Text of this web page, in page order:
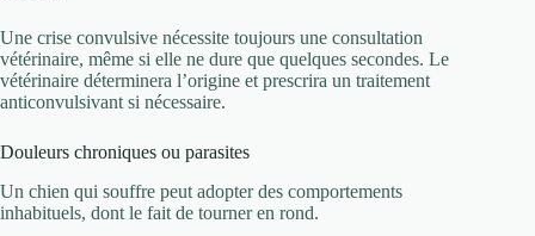
Une crise convulsive nécessite toujours une consultation
vétérinaire, même si elle ne dure que quelques secondes. Le
vétérinaire déterminera l’origine et prescrira un traitement
anticonvulsivant si nécessaire.
Douleurs chroniques ou parasites
Un chien qui souffre peut adopter des comportements
inhabituels, dont le fait de tourner en rond.